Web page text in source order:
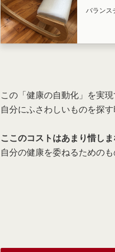
バランス
この「健康の自動化」を実現
自分にふさわしいものを探
ここのコストはあまり惜し
自分の健康を委ねるためのも